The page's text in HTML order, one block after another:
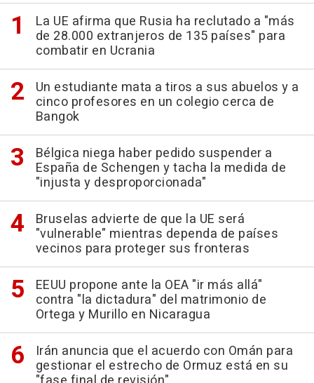
La UE afirma que Rusia ha reclutado a "más
de 28.000 extranjeros de 135 países" para
combatir en Ucrania
Un estudiante mata a tiros a sus abuelos y a
cinco profesores en un colegio cerca de
Bangok
Bélgica niega haber pedido suspender a
España de Schengen y tacha la medida de
"injusta y desproporcionada"
Bruselas advierte de que la UE será
"vulnerable" mientras dependa de países
vecinos para proteger sus fronteras
EEUU propone ante la OEA "ir más allá"
contra "la dictadura" del matrimonio de
Ortega y Murillo en Nicaragua
Irán anuncia que el acuerdo con Omán para
gestionar el estrecho de Ormuz está en su